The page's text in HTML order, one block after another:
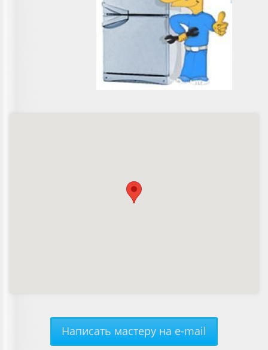
Написать мастеру на e-mail